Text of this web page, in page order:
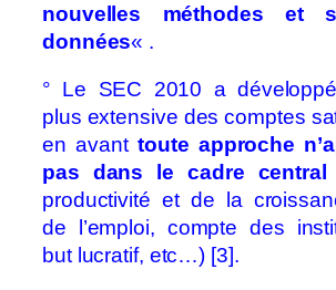
nouvelles méthodes et
données« .
° Le SEC 2010 a
plus extensive des comptes
en avant toute approche
pas dans le cadre central
productivité et de la
de l’emploi, compte des
but lucratif, etc…) [3].